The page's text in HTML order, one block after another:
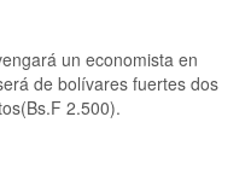
un economista en
de bolívares fuertes dos
2.500).